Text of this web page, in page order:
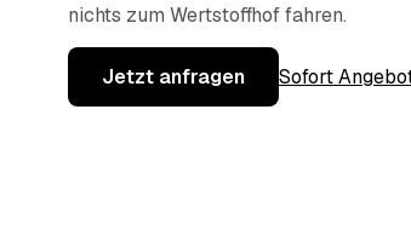
nichts zum Wertstoffhof fahren.
Jetzt anfragen Sofort